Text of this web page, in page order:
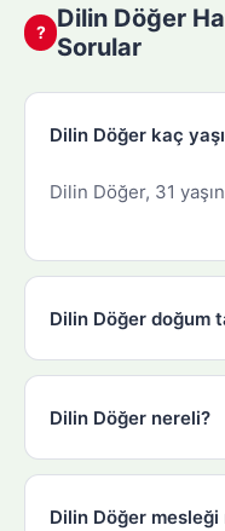
?
Dilin Döğer
Sorular
Dilin Döğer kaç
Dilin Döğer, 31
Dilin Döğer doğum
Dilin Döğer nereli?
Dilin Döğer mesleği